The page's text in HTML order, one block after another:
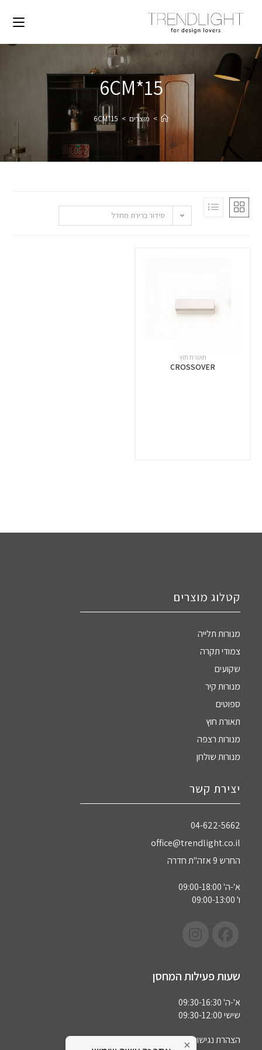
15*6CM
> מוצרים >
15*6CM
סידור ברירת מחדל
תאורת חוץ
CROSSOVER
קטלוג מוצרים
מנורות תלייה
צמודי תקרה
שקועים
מנורות קיר
ספוטים
תאורת חוץ
מנורות רצפה
מנורות שולחן
יצירת קשר
04-622-5662‏
office@trendlight.co.il
החרש 9 אזה"ת חדרה
א'-ה' 09:00-18:00
ו' 09:00-13:00
שעות פעילות המחסן
א'-ה' 09:30-16:30
שישי 09:30-12:00
הצהרת נגישות×